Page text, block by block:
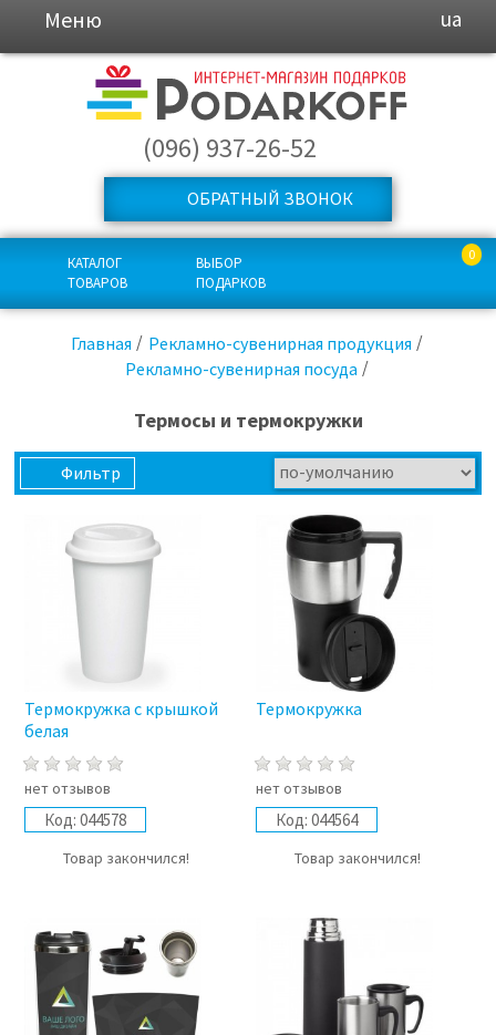
Меню ua
(096) 937-26-52
ОБРАТНЫЙ ЗВОНОК
КАТАЛОГ
ТОВАРОВ
ВЫБОР
ПОДАРКОВ
0
Главная
Рекламно-сувенирная продукция
Рекламно-сувенирная посуда
Термосы и термокружки
Фильтр
Термокружка с крышкой
белая
нет отзывов
Код: 044578
Товар закончился!
Термокружка
нет отзывов
Код: 044564
Товар закончился!